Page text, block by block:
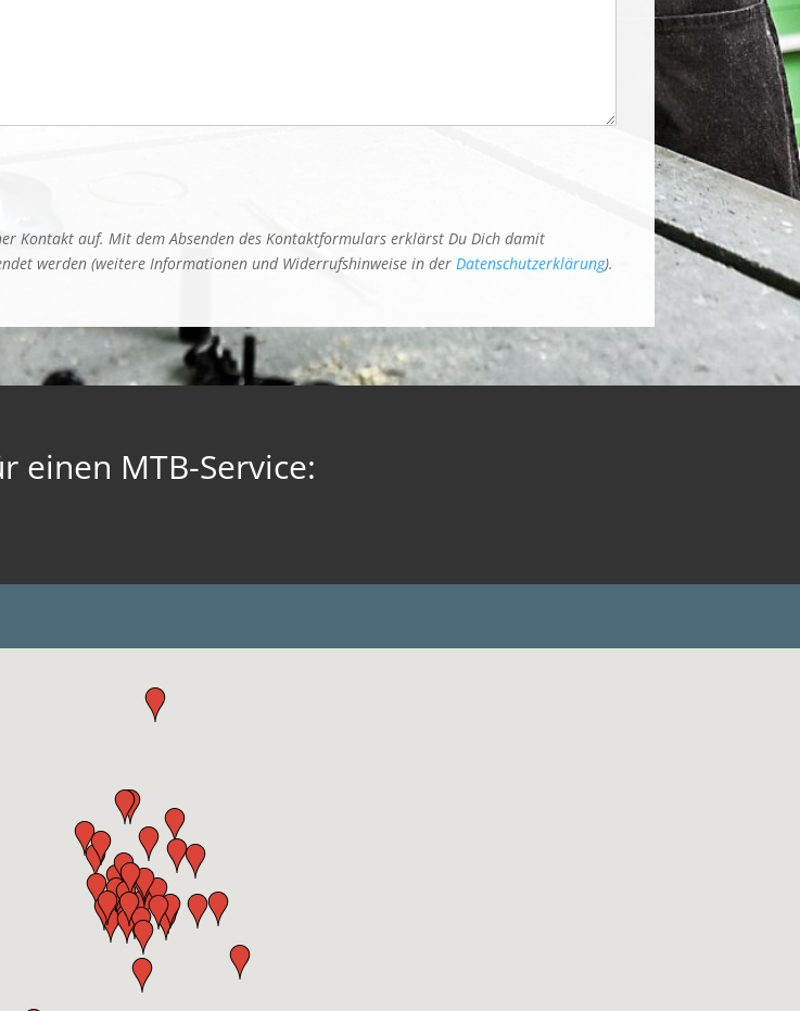
Kontakt auf. Mit dem Absenden des Kontaktformulars erklärst Du Dich damit
werden (weitere Informationen und Widerrufshinweise in derDatenschutzerklärung).
einen MTB-Service: